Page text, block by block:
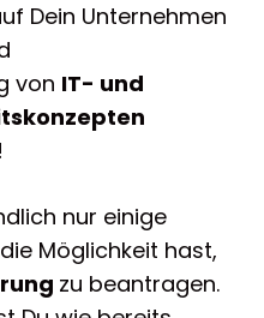
Dein Unternehmen
von IT- und
nur einige
Möglichkeit hast,
zu beantragen.